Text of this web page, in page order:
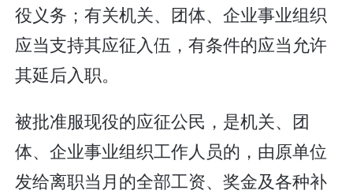
役义务；有关机关、团体、企业事业组织
应当支持其应征入伍，有条件的应当允许
其延后入职。
被批准服现役的应征公民，是机关、团
体、企业事业组织工作人员的，由原单位
发给离职当月的全部工资、奖金及各种补